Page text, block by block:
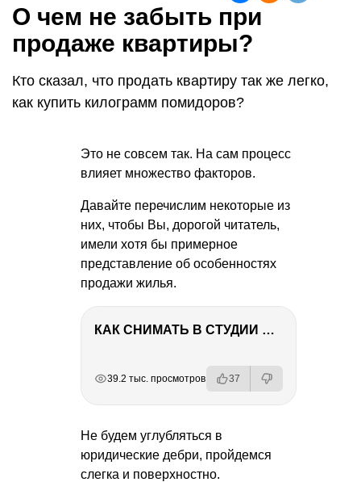
О чем не забыть при
продаже квартиры?
Кто сказал, что продать квартиру так же легко,
как купить килограмм помидоров?
Это не совсем так. На сам процесс
влияет множество факторов.
Давайте перечислим некоторые из
них, чтобы Вы, дорогой читатель,
имели хотя бы примерное
представление об особенностях
продажи жилья.
КАК СНИМАТЬ В СТУДИИ СО ВСПЫШКАМИ
39.2 тыс. просмотров 37
Не будем углубляться в
юридические дебри, пройдемся
слегка и поверхностно.